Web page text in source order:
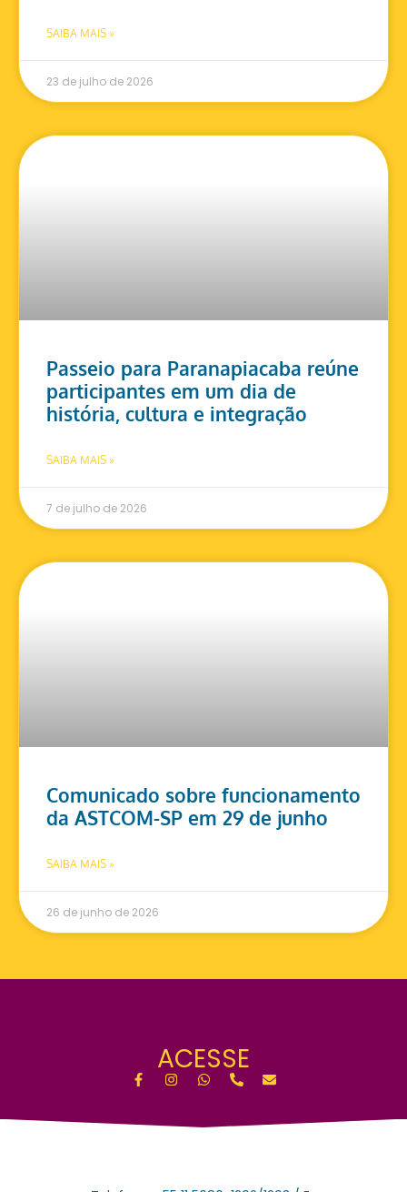
SAIBA MAIS »
23 de julho de 2026
Passeio para Paranapiacaba reúne
participantes em um dia de
história, cultura e integração
SAIBA MAIS »
7 de julho de 2026
Comunicado sobre funcionamento
da ASTCOM-SP em 29 de junho
SAIBA MAIS »
26 de junho de 2026
ACESSE